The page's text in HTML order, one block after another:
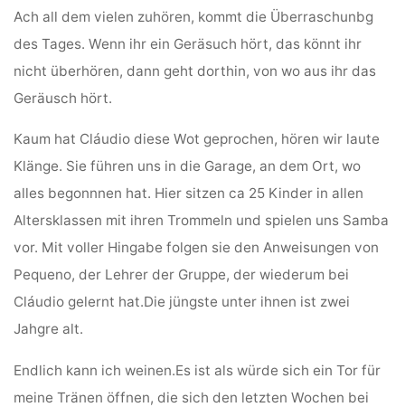
Ach all dem vielen zuhören, kommt die Überraschunbg
des Tages. Wenn ihr ein Geräsuch hört, das könnt ihr
nicht überhören, dann geht dorthin, von wo aus ihr das
Geräusch hört.
Kaum hat Cláudio diese Wot geprochen, hören wir laute
Klänge. Sie führen uns in die Garage, an dem Ort, wo
alles begonnnen hat. Hier sitzen ca 25 Kinder in allen
Altersklassen mit ihren Trommeln und spielen uns Samba
vor. Mit voller Hingabe folgen sie den Anweisungen von
Pequeno, der Lehrer der Gruppe, der wiederum bei
Cláudio gelernt hat.Die jüngste unter ihnen ist zwei
Jahgre alt.
Endlich kann ich weinen.Es ist als würde sich ein Tor für
meine Tränen öffnen, die sich den letzten Wochen bei